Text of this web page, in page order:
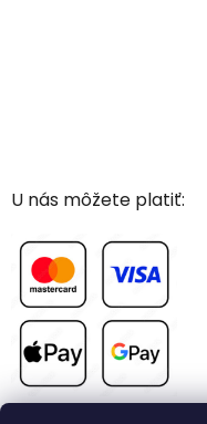
U nás môžete platiť: